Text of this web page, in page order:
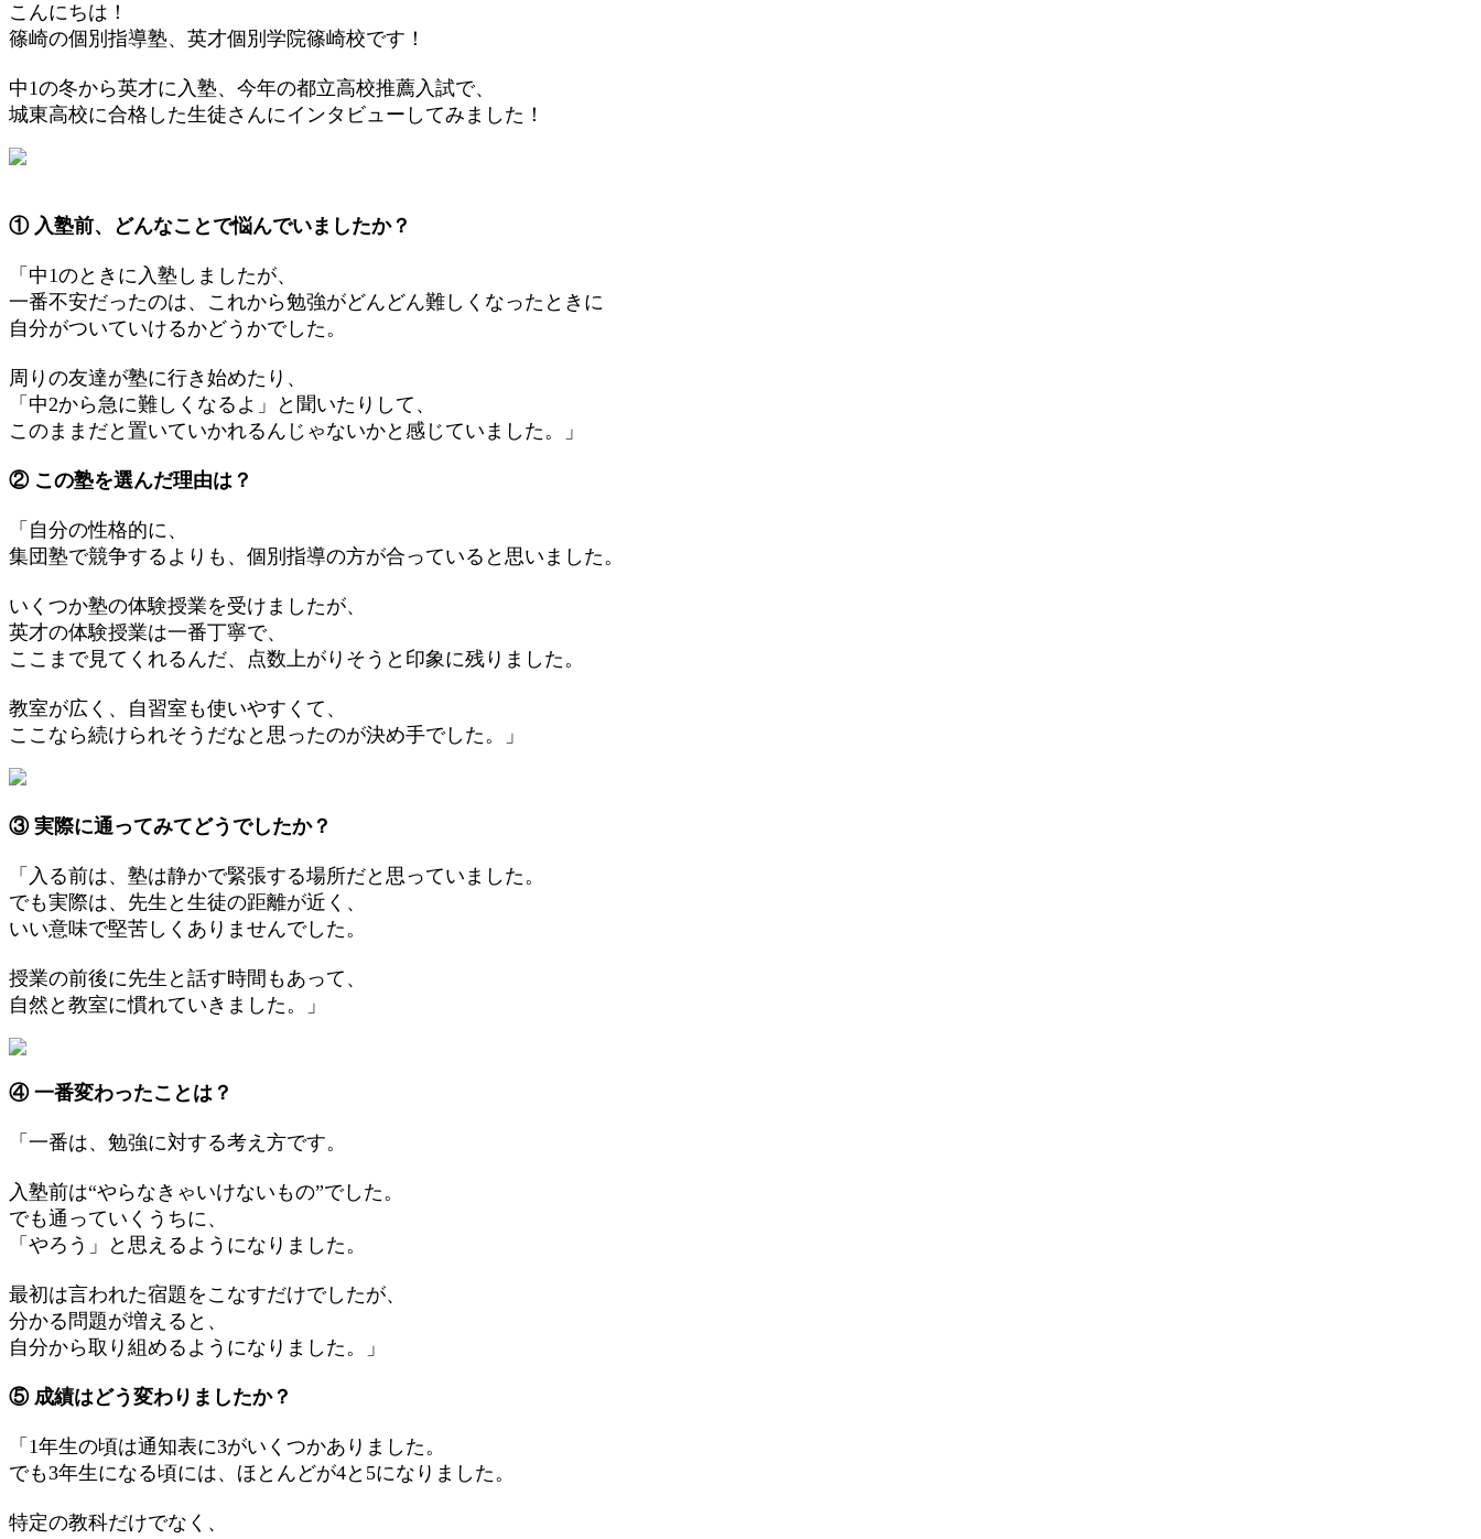
こんにちは！
篠崎の個別指導塾、英才個別学院篠崎校です！
中1の冬から英才に入塾、今年の都立高校推薦入試で、
城東高校に合格した生徒さんにインタビューしてみました！
① 入塾前、どんなことで悩んでいましたか？
「中1のときに入塾しましたが、
一番不安だったのは、これから勉強がどんどん難しくなったときに
自分がついていけるかどうかでした。
周りの友達が塾に行き始めたり、
「中2から急に難しくなるよ」と聞いたりして、
このままだと置いていかれるんじゃないかと感じていました。」
② この塾を選んだ理由は？
「自分の性格的に、
集団塾で競争するよりも、個別指導の方が合っていると思いました。
いくつか塾の体験授業を受けましたが、
英才の体験授業は一番丁寧で、
ここまで見てくれるんだ、点数上がりそうと印象に残りました。
教室が広く、自習室も使いやすくて、
ここなら続けられそうだなと思ったのが決め手でした。」
③ 実際に通ってみてどうでしたか？
「入る前は、塾は静かで緊張する場所だと思っていました。
でも実際は、先生と生徒の距離が近く、
いい意味で堅苦しくありませんでした。
授業の前後に先生と話す時間もあって、
自然と教室に慣れていきました。」
④ 一番変わったことは？
「一番は、勉強に対する考え方です。
入塾前は“やらなきゃいけないもの”でした。
でも通っていくうちに、
「やろう」と思えるようになりました。
最初は言われた宿題をこなすだけでしたが、
分かる問題が増えると、
自分から取り組めるようになりました。」
⑤ 成績はどう変わりましたか？
「1年生の頃は通知表に3がいくつかありました。
でも3年生になる頃には、ほとんどが4と5になりました。
特定の教科だけでなく、